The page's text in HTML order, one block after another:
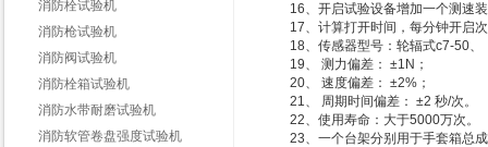
消防栓试验机
消防枪试验机
消防阀试验机
消防栓箱试验机
消防水带耐磨试验机
消防软管卷盘强度试验机
16、开启试验设备增加一个测速
17、计算打开时间，每分钟开启
18、传感器型号：轮辐式c7-50、
19、 测力偏差： ±1N；
20、 速度偏差： ±2%；
21、 周期时间偏差： ±2 秒/次。
22、使用寿命：大于5000万次。
23、一个台架分别用于手套箱总